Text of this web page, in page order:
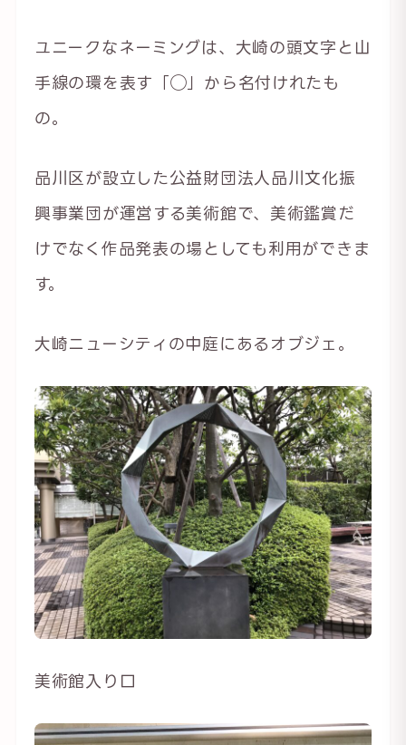
ユニークなネーミングは、大崎の頭文字と山
手線の環を表す「◯」から名付けれたも
の。
品川区が設立した公益財団法人品川文化振
興事業団が運営する美術館で、美術鑑賞だ
けでなく作品発表の場としても利用ができま
す。
大崎ニューシティの中庭にあるオブジェ。
美術館入り口